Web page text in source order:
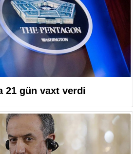
21 gün vaxt verdi